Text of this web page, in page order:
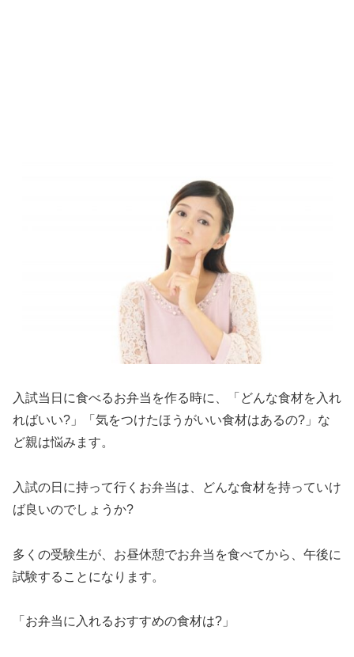
入試当日に食べるお弁当を作る時に、「どんな食材を入れ
ればいい?」「気をつけたほうがいい食材はあるの?」な
ど親は悩みます。
入試の日に持って行くお弁当は、どんな食材を持っていけ
ば良いのでしょうか?
多くの受験生が、お昼休憩でお弁当を食べてから、午後に
試験することになります。
「お弁当に入れるおすすめの食材は?」